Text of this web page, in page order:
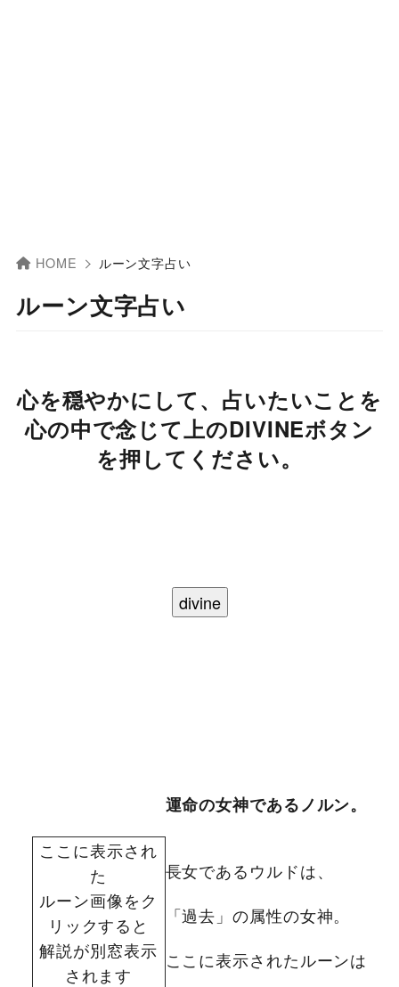
HOME ルーン文字占い
ルーン文字占い
心を穏やかにして、占いたいことを
心の中で念じて上のDIVINEボタン
を押してください。
ここに表示され
た
ルーン画像をク
リックすると
解説が別窓表示
されます
運命の女神であるノルン。
長女であるウルドは、
「過去」の属性の女神。
ここに表示されたルーンは